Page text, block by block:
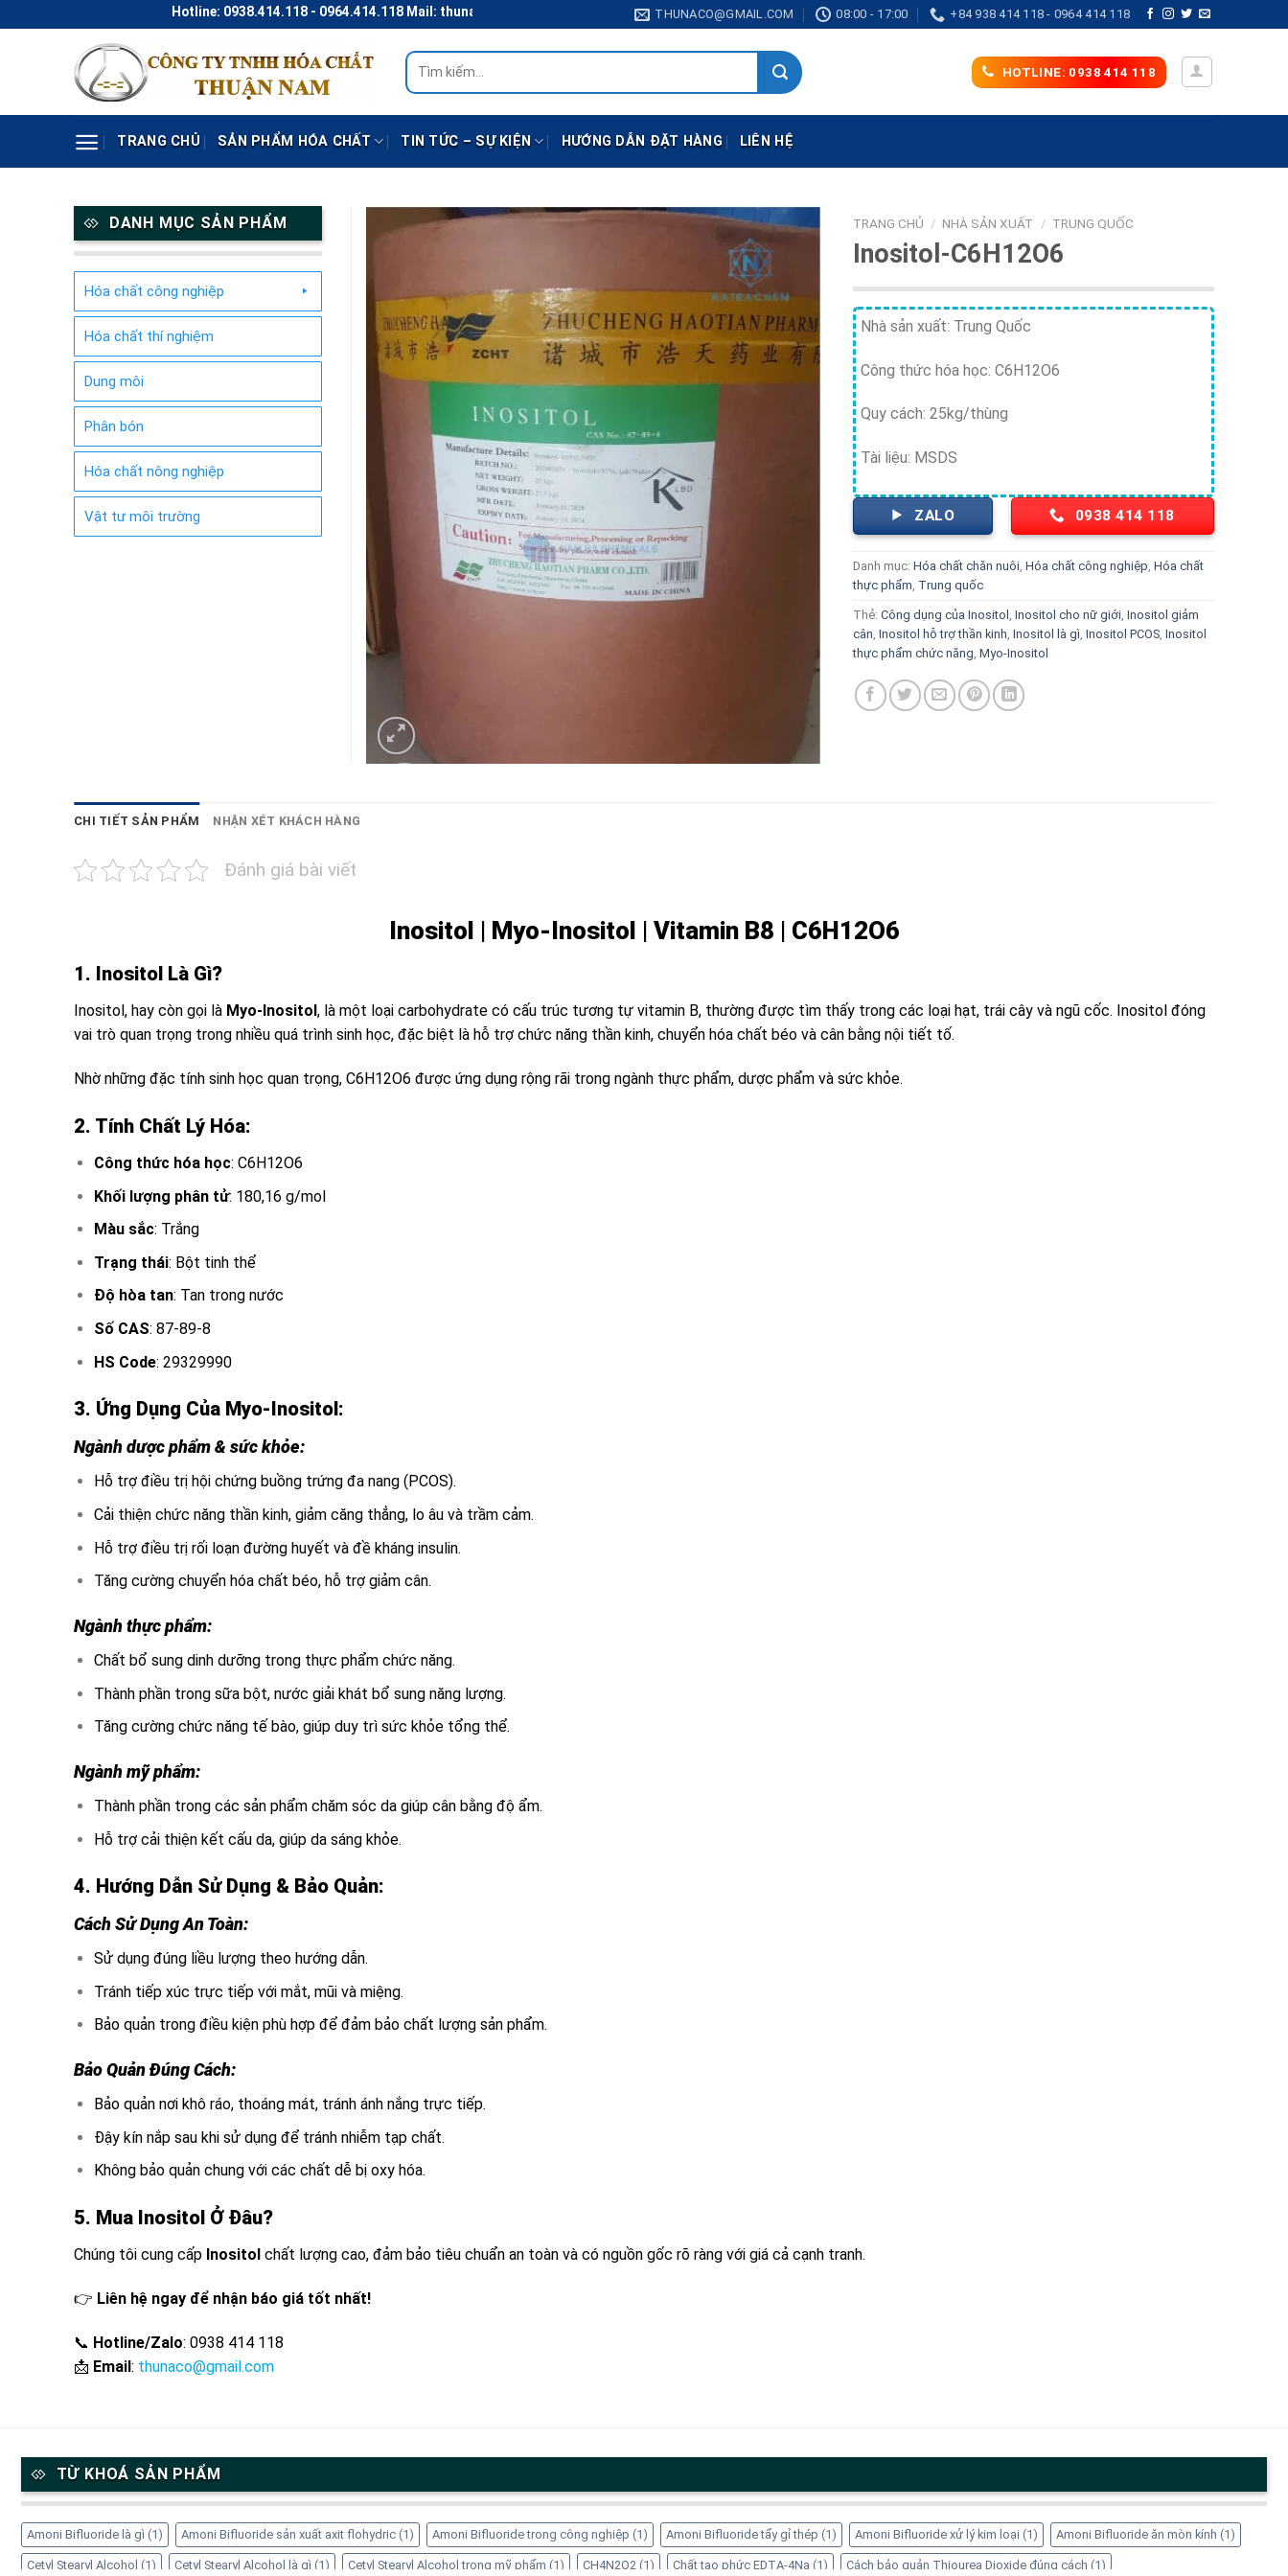
to
Hotline: 0938.414.118 - 0964.414.118 Mail: thunaco@gmail.com THUNACO@GMAIL.COM 08:00 - 17:00 +84 938 414 118 - 0964 414 118
Tìm
kiếm:
HOTLINE: 0938 414 118
TRANG CHỦ SẢN PHẨM HÓA CHẤT TIN TỨC – SỰ KIỆN HƯỚNG DẪN ĐẶT HÀNG LIÊN HỆ
TRANG CHỦ / NHÀ SẢN XUẤT / TRUNG QUỐC
Inositol-C6H12O6
Nhà sản xuất: Trung Quốc
Công thức hóa học: C6H12O6
Quy cách: 25kg/thùng
Tài liệu: MSDS
ZALO 0938 414 118
Danh mục:Hóa chất chăn nuôi ,Hóa chất công nghiệp ,Hóa chất
thực phẩm Trung quốc
Thẻ:Công dụng của Inositol ,Inositol cho nữ giới ,Inositol giảm
cân ,Inositol hỗ trợ thần kinh ,Inositol là gì ,Inositol PCOS ,Inositol
thực phẩm chức năng ,Myo-Inositol
DANH MỤC SẢN PHẨM
Hóa chất công nghiệp
Hóa chất thí nghiệm
Dung môi
Phân bón
Hóa chất nông nghiệp
Vật tư môi trường
CHI TIẾT SẢN PHẨM NHẬN XÉT KHÁCH HÀNG
Đánh giá bài viết
Inositol | Myo-Inositol | Vitamin B8 | C6H12O6
1. Inositol Là Gì?
Inositol , hay còn gọi là Myo-Inositol , là một loại carbohydrate có cấu trúc tương tự vitamin B, thường được tìm thấy trong các loại hạt, trái cây và ngũ cốc. Inositol đóng
vai trò quan trọng trong nhiều quá trình sinh học, đặc biệt là hỗ trợ chức năng thần kinh, chuyển hóa chất béo và cân bằng nội tiết tố.
Nhờ những đặc tính sinh học quan trọng, C6H12O6 được ứng dụng rộng rãi trong ngành thực phẩm, dược phẩm và sức khỏe.
2. Tính Chất Lý Hóa:
Công thức hóa học: C6H12O6
Khối lượng phân tử: 180,16 g/mol
Màu sắc: Trắng
Trạng thái: Bột tinh thể
Độ hòa tan: Tan trong nước
Số CAS: 87-89-8
HS Code: 29329990
3. Ứng Dụng Của Myo-Inositol:
Ngành dược phẩm & sức khỏe:
Hỗ trợ điều trị hội chứng buồng trứng đa nang (PCOS).
Cải thiện chức năng thần kinh, giảm căng thẳng, lo âu và trầm cảm.
Hỗ trợ điều trị rối loạn đường huyết và đề kháng insulin.
Tăng cường chuyển hóa chất béo, hỗ trợ giảm cân.
Ngành thực phẩm:
Chất bổ sung dinh dưỡng trong thực phẩm chức năng.
Thành phần trong sữa bột, nước giải khát bổ sung năng lượng.
Tăng cường chức năng tế bào, giúp duy trì sức khỏe tổng thể.
Ngành mỹ phẩm:
Thành phần trong các sản phẩm chăm sóc da giúp cân bằng độ ẩm.
Hỗ trợ cải thiện kết cấu da, giúp da sáng khỏe.
4. Hướng Dẫn Sử Dụng & Bảo Quản:
Cách Sử Dụng An Toàn:
Sử dụng đúng liều lượng theo hướng dẫn.
Tránh tiếp xúc trực tiếp với mắt, mũi và miệng.
Bảo quản trong điều kiện phù hợp để đảm bảo chất lượng sản phẩm.
Bảo Quản Đúng Cách:
Bảo quản nơi khô ráo, thoáng mát, tránh ánh nắng trực tiếp.
Đậy kín nắp sau khi sử dụng để tránh nhiễm tạp chất.
Không bảo quản chung với các chất dễ bị oxy hóa.
5. Mua Inositol Ở Đâu?
Chúng tôi cung cấp Inositol chất lượng cao, đảm bảo tiêu chuẩn an toàn và có nguồn gốc rõ ràng với giá cả cạnh tranh.
👉 Liên hệ ngay để nhận báo giá tốt nhất!
📞 Hotline/Zalo: 0938 414 118
📩 Email: thunaco@gmail.com
TỪ KHOÁ SẢN PHẨM
Amoni Bifluoride là gì (1) Amoni Bifluoride sản xuất axit flohydric(1) Amoni Bifluoride trong công nghiệp (1) Amoni Bifluoride tẩy gỉ thép (1) Amoni Bifluoride xử lý kim loại (1) Amoni Bifluoride ăn mòn kính (1)
Cetyl Stearyl Alcohol (1) Cetyl Stearyl Alcohol là gì (1) Cetyl Stearyl Alcohol trong mỹ phẩm (1) CH4N2O2(1) Chất tạo phức EDTA-4Na (1) Cách bảo quản Thiourea Dioxide đúng cách (1)